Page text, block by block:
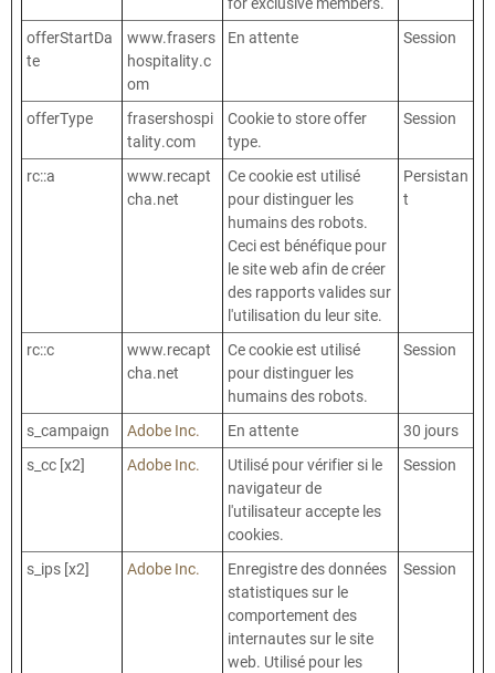
offerStartDa
te
www.frasers
hospitality.c
om
En attente Session
offerType
frasershospi
tality.com
Cookie to store offer
type.
Session
rc::a
www.recapt
cha.net
Ce cookie est utilisé
pour distinguer les
humains des robots.
Ceci est bénéfique pour
le site web afin de créer
des rapports valides sur
l'utilisation du leur site.
Persistan
t
rc::c
www.recapt
cha.net
Ce cookie est utilisé
pour distinguer les
humains des robots.
Session
s_campaign Adobe Inc. En attente
30 jours
s_cc [x2]
Adobe Inc.
Utilisé pour vérifier si le
navigateur de
l'utilisateur accepte les
cookies.
Session
s_ips [x2] Adobe Inc.
Enregistre des données
statistiques sur le
comportement des
internautes sur le site
web. Utilisé pour les
Session